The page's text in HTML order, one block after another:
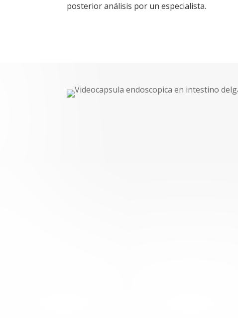
posterior análisis por un especialista.